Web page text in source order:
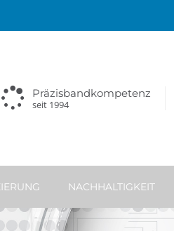
Präzisbandkompetenz
seit 1994
NACHHALTIGKEIT